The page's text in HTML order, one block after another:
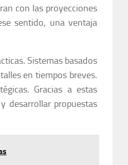
con las proyecciones
sentido, una ventaja
Sistemas basados
en tiempos breves.
Gracias a estas
desarrollar propuestas